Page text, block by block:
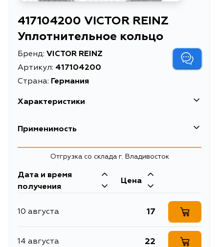
417104200 VICTOR REINZ
Уплотнительное кольцо
Бренд: VICTOR REINZ
Артикул: 417104200
Страна: Германия
Характеристики
EAN-13
Длина упаковки, мм
Масса, кг 0.005
Уплотнительное
Расширенное описание Прокладка (шайба)
Применимость
PorscheОтгрузка со склада г. Владивосток
Дата и время
получения
Цена
10 августа 17
14 августа 22